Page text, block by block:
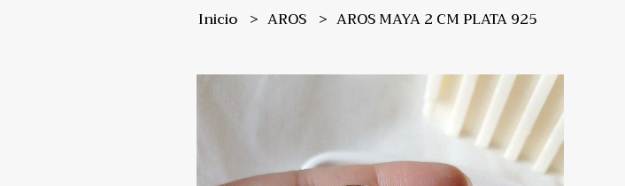
Inicio AROS AROS MAYA 2 CM PLATA 925